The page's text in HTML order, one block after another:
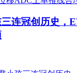
连冠创历史，